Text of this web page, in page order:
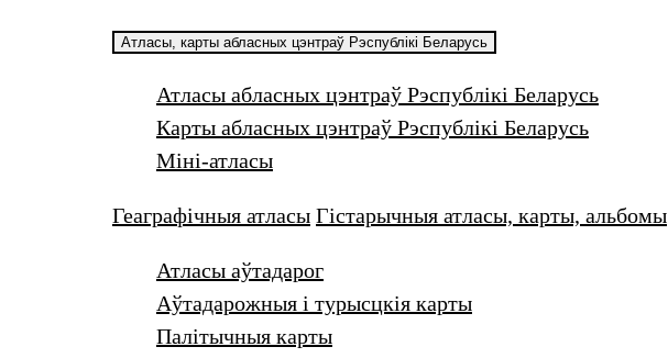
Атласы, карты абласных цэнтраў Рэспублікі Беларусь
Атласы абласных цэнтраў Рэспублікі Беларусь
Карты абласных цэнтраў Рэспублікі Беларусь
Міні-атласы
Геаграфічныя атласы Гістарычныя атласы, карты, альбомы
Атласы аўтадарог
Аўтадарожныя і турысцкiя карты
Палiтычныя карты